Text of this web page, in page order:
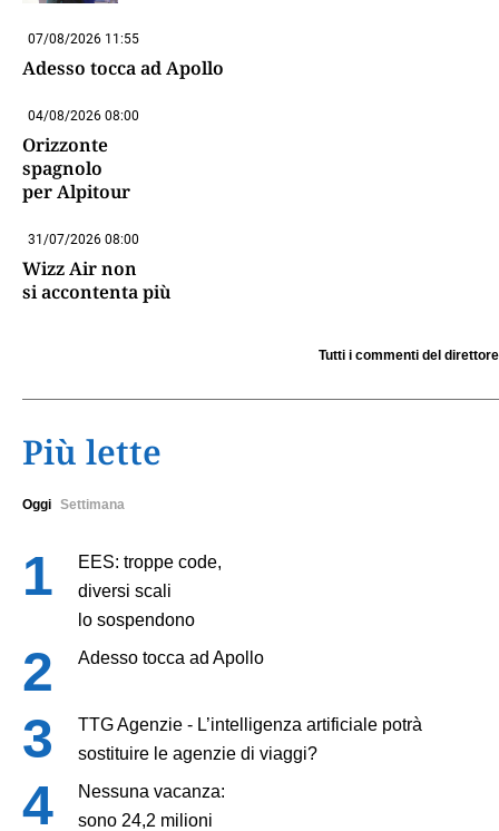
07/08/2026 11:55
Adesso tocca ad Apollo
04/08/2026 08:00
Orizzonte
spagnolo
per Alpitour
31/07/2026 08:00
Wizz Air non
si accontenta più
Tutti i commenti del direttore
Più lette
Oggi Settimana
EES: troppe code,
diversi scali
lo sospendono
Adesso tocca ad Apollo
TTG Agenzie - L’intelligenza artificiale potrà
sostituire le agenzie di viaggi?
Nessuna vacanza:
sono 24,2 milioni